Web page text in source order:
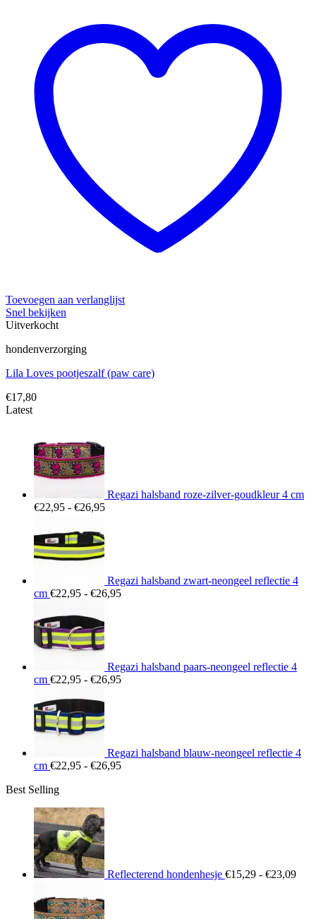
Toevoegen aan verlanglijst
Snel bekijken
Uitverkocht
hondenverzorging
Lila Loves pootjeszalf (paw care)
€17,80
Latest
Regazi halsband roze-zilver-goudkleur 4 cm
€22,95 - €26,95Prijsklasse:
Regazi halsband zwart-neongeel reflectie 4
cm €22,95 - €26,95Prijsklasse:
Regazi halsband paars-neongeel reflectie 4
cm €22,95 - €26,95Prijsklasse:
Regazi halsband blauw-neongeel reflectie 4
cm €22,95 - €26,95Prijsklasse:
Best Selling
Reflecterend hondenhesje €15,29 - €23,09